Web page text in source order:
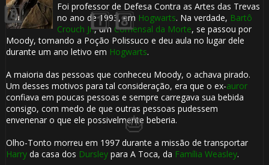
Foi professor de Defesa Contra as Artes das Trevas
no ano de 1993, em Hogwarts. Na verdade, Bartô
Crouch Jr., um Comensal da Morte, se passou por
Moody, tomando a Poção Polissuco e deu aula no lugar dele
durante um ano letivo em Hogwarts.
A maioria das pessoas que conheceu Moody, o achava pirado.
Um desses motivos para tal consideração, era que o ex-auror
confiava em poucas pessoas e sempre carregava sua bebida
consigo, com medo de que outras pessoas pudessem
envenenar o que ele possivelmente beberia.
Olho-Tonto morreu em 1997 durante a missão de transportar
Harryda casa dos Dursleypara A Toca, da Família Weasley.